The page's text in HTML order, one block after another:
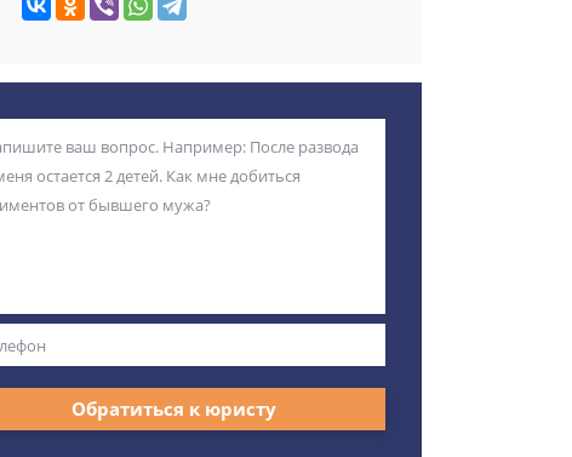
Обратиться к юристу